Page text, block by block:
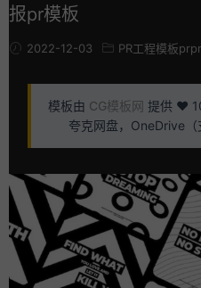
报pr模板
2022-12-03 PR工程模板
模板由 CG模板网 提供 ❤️
夸克网盘，OneDrive